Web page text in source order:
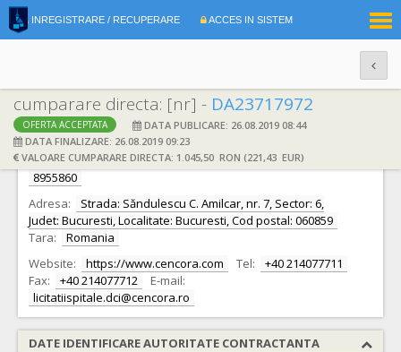
INREGISTRARE / RECUPERARE ACCES IN SISTEM
cumparare directa: [nr] - DA23717972
OFERTA ACCEPTATA
DATA PUBLICARE: 26.08.2019 08:44
DATA FINALIZARE: 26.08.2019 09:23
VALOARE CUMPARARE DIRECTA: 1.045,50 RON (221,43 EUR)
DATE IDENTIFICARE OFERTANT
Ofertant: S.C. ALLIANCE HEALTHCARE ROMANIA S.R.L.
8955860
Adresa:
Strada: Săndulescu C. Amilcar, nr. 7, Sector: 6,
Judet: Bucuresti, Localitate: Bucuresti, Cod postal: 060859
Tara:
Romania
Website:
https://www.cencora.com Tel:
+40 214077711
Fax:
+40 214077712
E-mail:
licitatiispitale.dci@cencora.ro
DATE IDENTIFICARE AUTORITATE CONTRACTANTA